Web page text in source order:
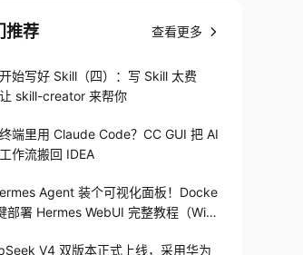
推荐 查看更多
始写好 Skill（四）：写 Skill 太费
skill-creator 来帮你
端里用 Claude Code？CC GUI 把 AI
作流搬回 IDEA
Agent 装个可视化面板！Docke
部署 Hermes WebUI 完整教程（Win
V4 双版本正式上线，采用华为